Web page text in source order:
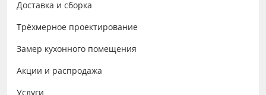
Доставка и сборка
Трёхмерное проектирование
Замер кухонного помещения
Акции и распродажа
Услуги